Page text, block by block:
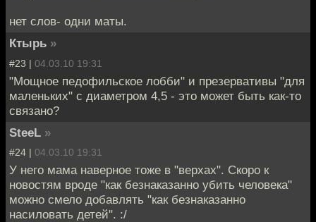
нет слов- одни маты.
Ктырь »
#23 | 04.03.10 19:31
"Мощное педофильское лобби" и презервативы "для
маленьких" с диаметром 4,5 - это может быть как-то
связано?
SteeL »
#24 | 04.03.10 19:31
У него мама наверное тоже в "верхах". Скоро к
новостям вроде "как безнаказанно убить человека"
можно смело добавлять "как безнаказанно
насиловать детей". :/